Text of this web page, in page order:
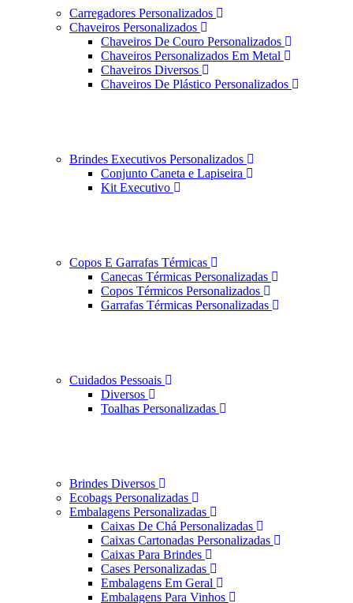
Carregadores Personalizados
Chaveiros Personalizados
Chaveiros De Couro Personalizados
Chaveiros Personalizados Em Metal
Chaveiros Diversos
Chaveiros De Plástico Personalizados
Brindes Executivos Personalizados
Conjunto Caneta e Lapiseira
Kit Executivo
Copos E Garrafas Térmicas
Canecas Térmicas Personalizadas
Copos Térmicos Personalizados
Garrafas Térmicas Personalizadas
Cuidados Pessoais
Diversos
Toalhas Personalizadas
Brindes Diversos
Ecobags Personalizadas
Embalagens Personalizadas
Caixas De Chá Personalizadas
Caixas Cartonadas Personalizadas
Caixas Para Brindes
Cases Personalizadas
Embalagens Em Geral
Embalagens Para Vinhos